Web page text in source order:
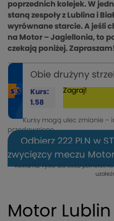
poprzednich kolejek. W
staną zespoły z Lublina i
wyrównane starcie. A jeśli
na Motor – Jagiellonia, to
czekają poniżej.
Obie drużyny
Kurs:
1.58
Zagraj!
Kursy mogą ulec zmianie
przedawnione.
Odbierz 222 PLN w
zwycięzcy meczu
Reklama. Tylko dla osób
Motor